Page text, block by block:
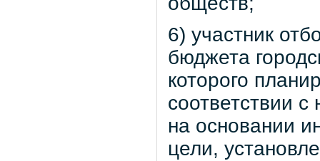
6) участник
бюджета
которого
соответствии
на основании
цели,